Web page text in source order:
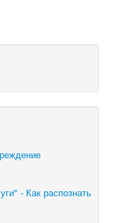
- Как распознать